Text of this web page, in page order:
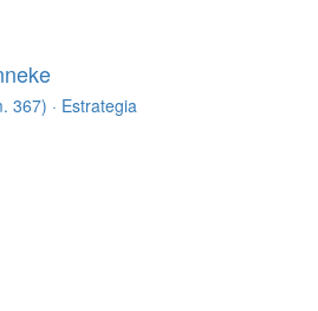
367) · Estrategia